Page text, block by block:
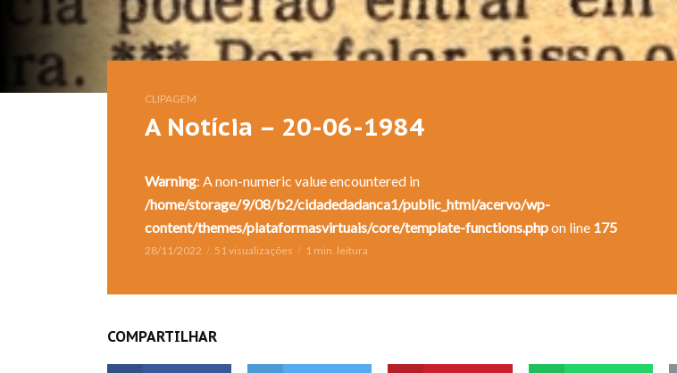
CLIPAGEM
A Notícia – 20-06-1984
Warning: A non-numeric value encountered in
/home/storage/9/08/b2/cidadedadanca1/public_html/acervo/wp-
content/themes/plataformasvirtuais/core/template-functions.phpon line 175
28/11/2022 51 visualizações 1 min. leitura
COMPARTILHAR